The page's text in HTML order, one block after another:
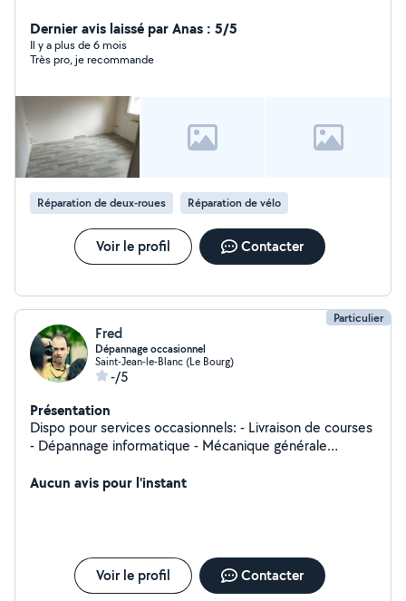
Dernier avis laissé par Anas : 5/5
Il y a plus de 6 mois
Très pro, je recommande
Réparation de deux-roues Réparation de vélo
Voir le profil Contacter
Particulier
Fred
Dépannage occasionnel
Saint-Jean-le-Blanc (Le Bourg)
-/5
Présentation
Dispo pour services occasionnels: - Livraison de courses
- Dépannage informatique - Mécanique générale
nature de la panne) - Aide déménagement ou autres
Aucun avis pour l'instant
Voir le profil Contacter